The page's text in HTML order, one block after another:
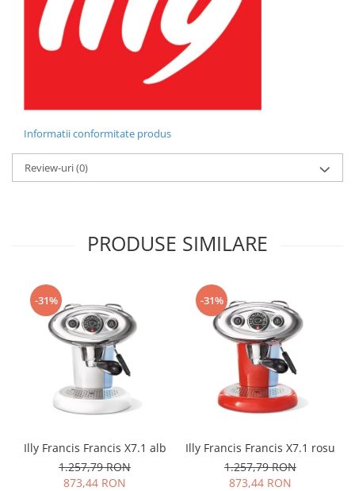
Informatii conformitate produs
Review-uri(0)
PRODUSE SIMILARE
-31%
Illy Francis Francis X7.1 alb
1.257,79 RON
873,44 RON
-31%
Illy Francis Francis X7.1 rosu
1.257,79 RON
873,44 RON